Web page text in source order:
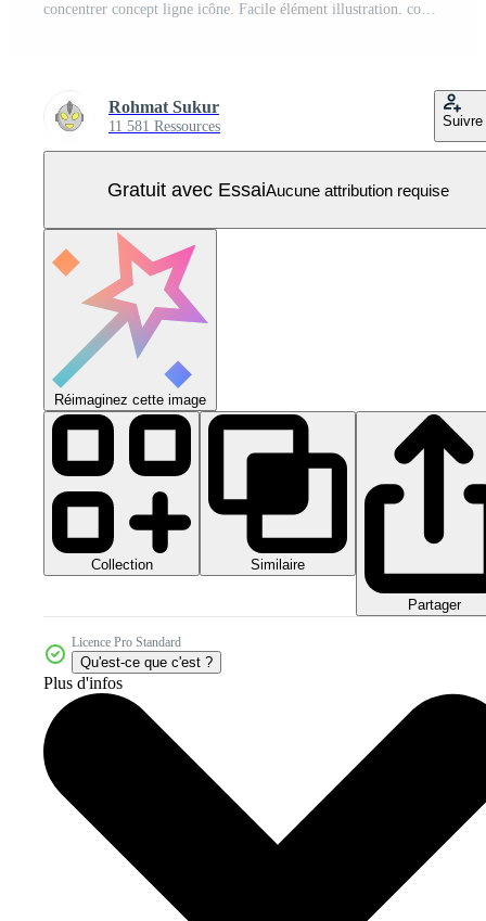
concentrer concept ligne icône. Facile élément illustration. concentrer concept contour symbole conception. Vecteur Pro
Rohmat Sukur
11 581 Ressources Suivre
Gratuit avec EssaiAucune attribution requise
Réimaginez cette image
Collection Similaire
Partager
Licence Pro Standard
Qu'est-ce que c'est ?
Plus d'infos